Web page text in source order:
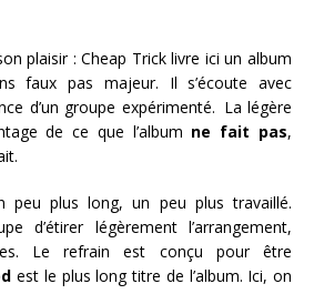
plaisir : Cheap Trick livre ici un album
faux pas majeur. Il s’écoute avec
d’un groupe expérimenté. La légère
de ce que l’album ne fait pas,
peu plus long, un peu plus travaillé.
d’étirer légèrement l’arrangement,
Le refrain est conçu pour être
est le plus long titre de l’album. Ici, on